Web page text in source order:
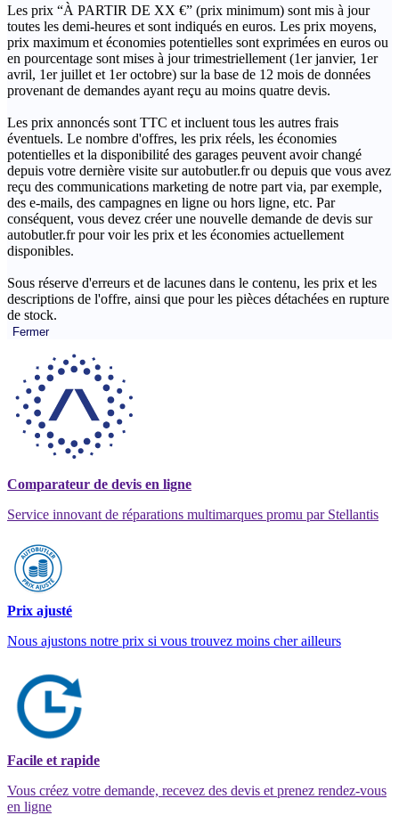
Les prix “À PARTIR DE XX €” (prix minimum) sont mis à jour
toutes les demi-heures et sont indiqués en euros. Les prix moyens,
prix maximum et économies potentielles sont exprimées en euros ou
en pourcentage sont mises à jour trimestriellement (1er janvier, 1er
avril, 1er juillet et 1er octobre) sur la base de 12 mois de données
provenant de demandes ayant reçu au moins quatre devis.
Les prix annoncés sont TTC et incluent tous les autres frais
éventuels. Le nombre d'offres, les prix réels, les économies
potentielles et la disponibilité des garages peuvent avoir changé
depuis votre dernière visite sur autobutler.fr ou depuis que vous avez
reçu des communications marketing de notre part via, par exemple,
des e-mails, des campagnes en ligne ou hors ligne, etc. Par
conséquent, vous devez créer une nouvelle demande de devis sur
autobutler.fr pour voir les prix et les économies actuellement
disponibles.
Sous réserve d'erreurs et de lacunes dans le contenu, les prix et les
descriptions de l'offre, ainsi que pour les pièces détachées en rupture
de stock.
Fermer
Comparateur de devis en ligne
Service innovant de réparations multimarques promu par Stellantis
Prix ajusté
Nous ajustons notre prix si vous trouvez moins cher ailleurs
Facile et rapide
Vous créez votre demande, recevez des devis et prenez rendez-vous
en ligne